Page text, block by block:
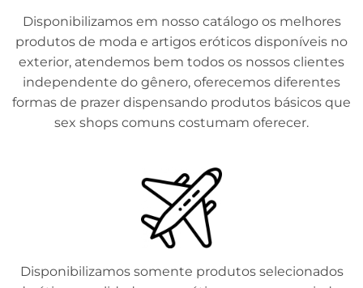
Disponibilizamos em nosso catálogo os melhores
produtos de moda e artigos eróticos disponíveis no
exterior, atendemos bem todos os nossos clientes
independente do gênero, oferecemos diferentes
formas de prazer dispensando produtos básicos que
sex shops comuns costumam oferecer.
Disponibilizamos somente produtos selecionados